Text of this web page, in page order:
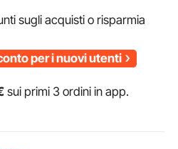
sugli acquisti o risparmia
per i nuovi utenti
sui primi 3 ordini in app.